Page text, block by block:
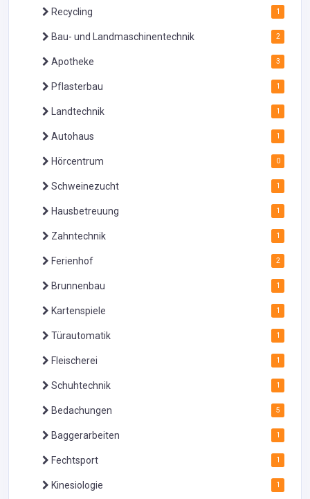
Recycling 1
Bau- und Landmaschinentechnik 2
Apotheke 3
Pflasterbau 1
Landtechnik 1
Autohaus 1
Hörcentrum 0
Schweinezucht 1
Hausbetreuung 1
Zahntechnik 1
Ferienhof 2
Brunnenbau 1
Kartenspiele 1
Türautomatik 1
Fleischerei 1
Schuhtechnik 1
Bedachungen 5
Baggerarbeiten 1
Fechtsport 1
Kinesiologie 1